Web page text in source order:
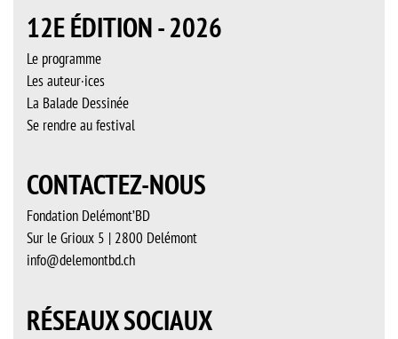
12E ÉDITION - 2026
Le programme
Les auteur·ices
La Balade Dessinée
Se rendre au festival
CONTACTEZ-NOUS
Fondation Delémont’BD
Sur le Grioux 5 | 2800 Delémont
info@delemontbd.ch
RÉSEAUX SOCIAUX